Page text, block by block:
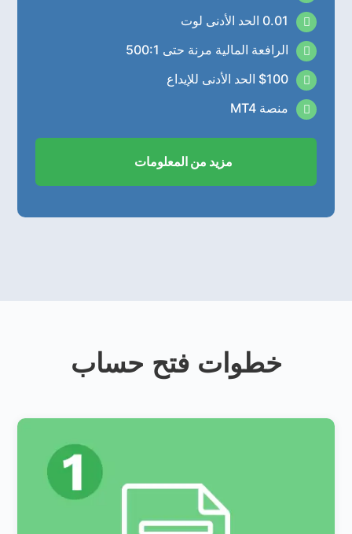
 0.01 الحد الأدنى لوت
 الرافعة المالية مرنة حتى 500:1
 $100 الحد الأدنى للإيداع
 منصة MT4
مزيد من المعلومات
خطوات فتح حساب